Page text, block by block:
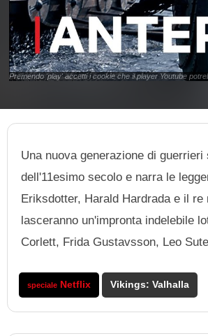
Premendo 'play' accetti i cookie che il player Youtube
Una nuova generazione di
dell'11esimo secolo e narra le
Eriksdotter, Harald Hardrada e il
lasceranno un'impronta indelebile
Corlett, Frida Gustavsson, Leo
speciale Netflix Vikings: Valhalla